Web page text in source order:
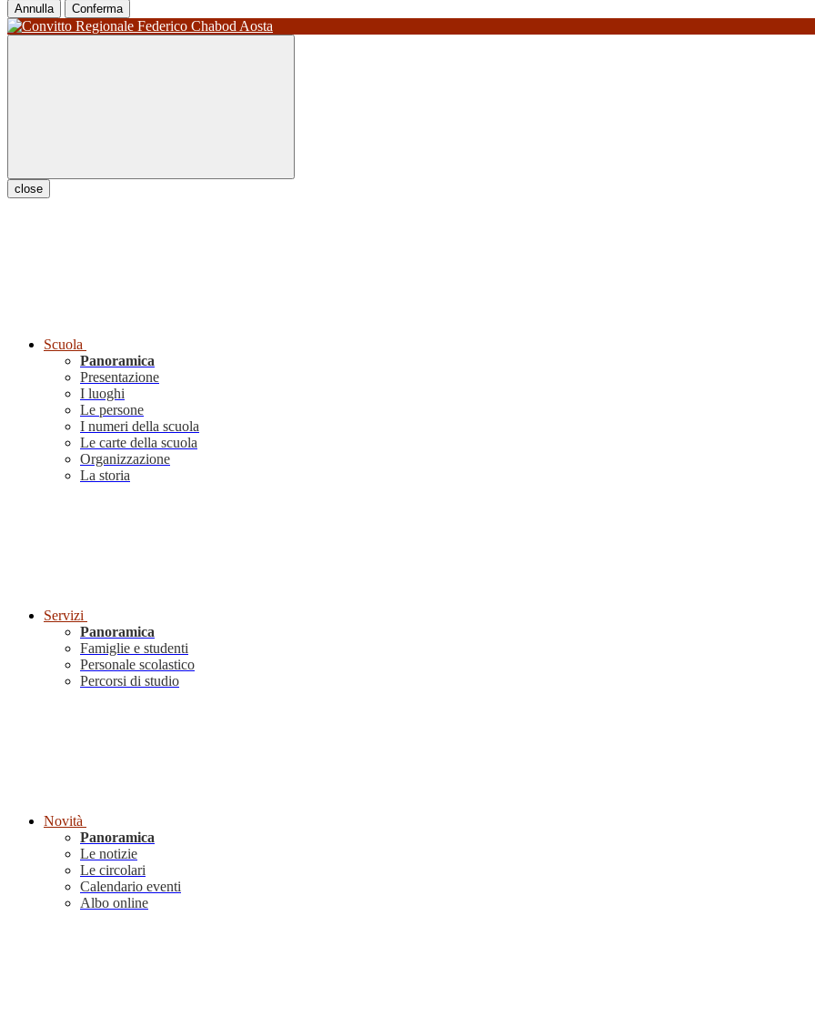
Annulla Conferma
close
Scuola
Panoramica
Presentazione
I luoghi
Le persone
I numeri della scuola
Le carte della scuola
Organizzazione
La storia
Servizi
Panoramica
Famiglie e studenti
Personale scolastico
Percorsi di studio
Novità
Panoramica
Le notizie
Le circolari
Calendario eventi
Albo online